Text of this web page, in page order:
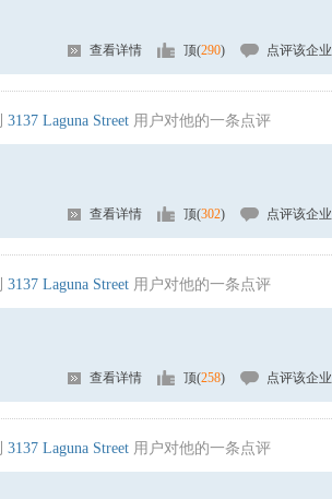
查看详情 顶(290) 点评该企业
3137 Laguna Street 用户对他的一条点评
查看详情 顶(302) 点评该企业
3137 Laguna Street 用户对他的一条点评
查看详情 顶(258) 点评该企业
3137 Laguna Street 用户对他的一条点评